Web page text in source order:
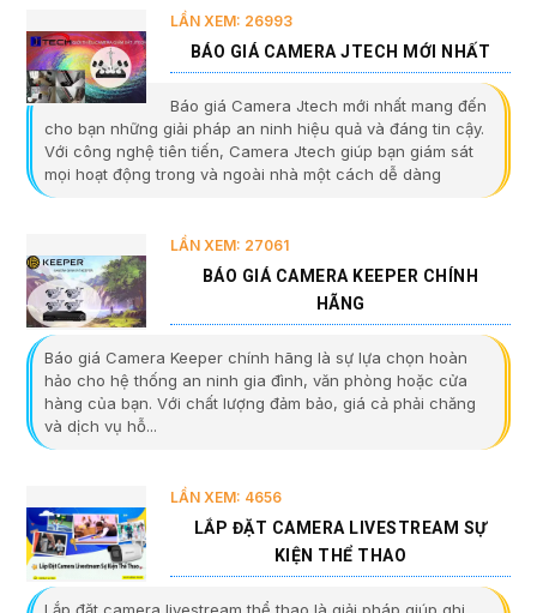
LẦN XEM: 26993
BÁO GIÁ CAMERA JTECH MỚI NHẤT
Báo giá Camera Jtech mới nhất mang đến
cho bạn những giải pháp an ninh hiệu quả và đáng tin cậy.
Với công nghệ tiên tiến, Camera Jtech giúp bạn giám sát
mọi hoạt động trong và ngoài nhà một cách dễ dàng
LẦN XEM: 27061
BÁO GIÁ CAMERA KEEPER CHÍNH
HÃNG
Báo giá Camera Keeper chính hãng là sự lựa chọn hoàn
hảo cho hệ thống an ninh gia đình, văn phòng hoặc cửa
hàng của bạn. Với chất lượng đảm bảo, giá cả phải chăng
và dịch vụ hỗ...
LẦN XEM: 4656
LẮP ĐẶT CAMERA LIVESTREAM SỰ
KIỆN THỂ THAO